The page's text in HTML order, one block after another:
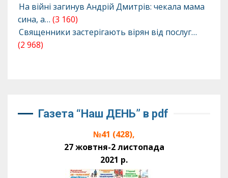
На війні загинув Андрій Дмитрів: чекала мама
сина, а… (3 160)
Священники застерігають вірян від послуг…
(2 968)
Газета “Наш ДЕНЬ” в pdf
№41 (428),
27 жовтня-2 листопада
2021 р.